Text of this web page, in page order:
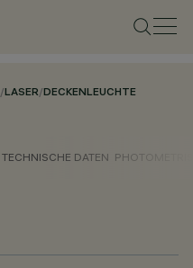
/LASER/DECKENLEUCHTE
TECHNISCHE DATEN